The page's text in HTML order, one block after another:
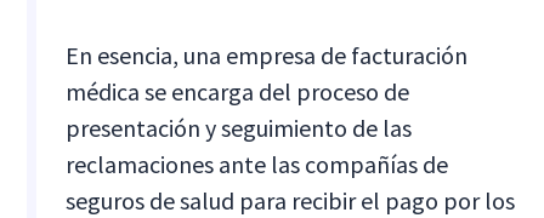
En esencia, una empresa de facturación
médica se encarga del proceso de
presentación y seguimiento de las
reclamaciones ante las compañías de
seguros de salud para recibir el pago por los